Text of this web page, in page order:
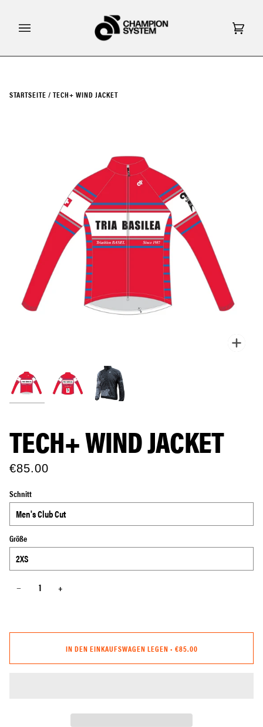
Inhalt
STARTSEITE / TECH+ WIND JACKET
TECH+ WIND JACKET
€85.00
Schnitt
Größe
− +
IN DEN EINKAUFSWAGEN LEGEN • €85.00